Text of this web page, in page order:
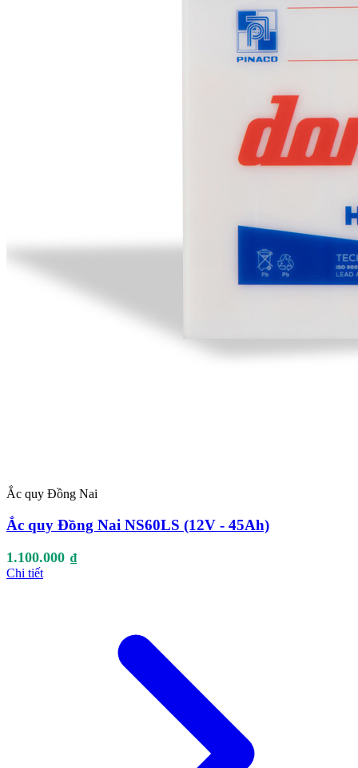
Ắc quy Đồng Nai
Ắc quy Đồng Nai NS60LS (12V - 45Ah)
1.100.000 ₫
Chi tiết